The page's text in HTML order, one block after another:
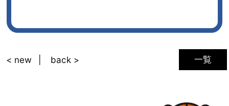
一覧
< new back >